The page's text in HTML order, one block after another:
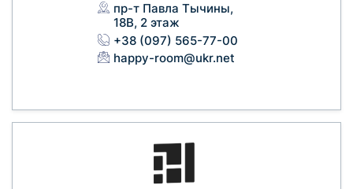
пр-т Павла Тычины,
18В, 2 этаж
+38 (097) 565-77-00
happy-room@ukr.net